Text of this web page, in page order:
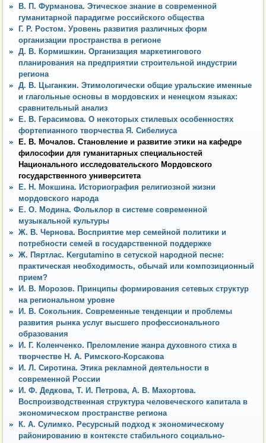
В. П. Фурманова. Этическое знание в современной
гуманитарной парадигме российского общества
Г. Р. Ростом. Уровень развития различных форм
организации пространства в регионе
Д. В. Кормишкин. Организация маркетингового
планирования на предприятии строительной индустрии
региона
Д. В. Цыганкин. Этимологически общие уральские именные
и глагольные основы в мордовских и ненецком языках:
сравнительный анализ
Е. В. Герасимова. О некоторых стилевых особенностях
фортепианного творчества Я. Сибелиуса
Е. В. Мочалов. Становление и развитие этики на кафедре
философии для гуманитарных специальностей
Национального исследовательского Мордовского
государственного университета
Е. Н. Мокшина. Историография религиозной жизни
мордовского народа
Е. О. Модина. Фольклор в системе современной
музыкальной культуры
Ж. В. Чернова. Восприятие мер семейной политики и
потребности семей в государственной поддержке
Ж. Пяртлас. Kergutamino в сетуской народной песне:
практическая необходимость, обычай или композиционный
прием?
И. В. Морозов. Принципы формирования сетевых структур
на региональном уровне
И. В. Сокольник. Современные тенденции и проблемы
развития рынка услуг высшего профессионального
образования
И. Г. Коленченко. Преломление жанра духовного стиха в
творчестве Н. А. Римского-Корсакова
И. Л. Сиротина. Этика рекламной деятельности в
современной России
И. Ф. Дедкова, Т. И. Петрова, А. В. Махортова.
Воспроизводственная структура человеческого капитала в
экономическом пространстве региона
К. А. Сулимко. Ресурсный подход к экономическому
районированию в контексте стабильного социально-